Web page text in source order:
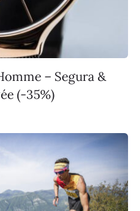
– Segura &
(-35%)